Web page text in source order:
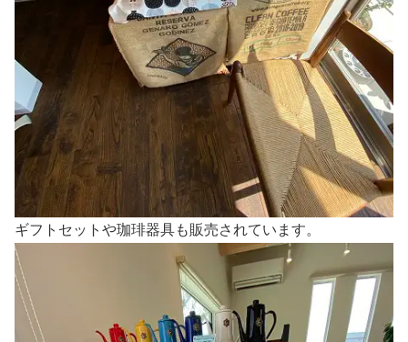
ギフトセットや珈琲器具も販売されています。